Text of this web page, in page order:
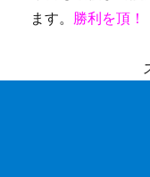
ます。 勝利を頂！